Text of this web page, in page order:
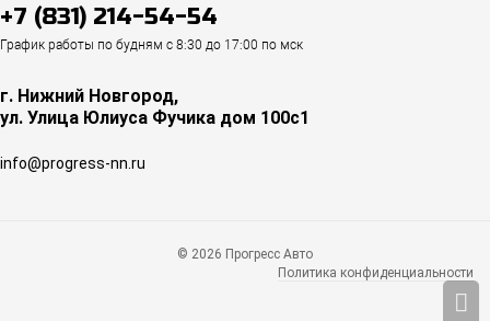
+7 (831) 214-54-54
График работы по будням с 8:30 до 17:00 по мск
г. Нижний Новгород,
ул. Улица Юлиуса Фучика дом 100с1
info@progress-nn.ru
© 2026 Прогресс Авто
Политика конфиденциальности